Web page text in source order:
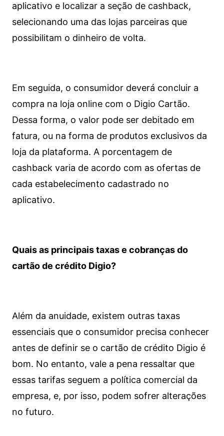
aplicativo e localizar a seção de cashback,
selecionando uma das lojas parceiras que
possibilitam o dinheiro de volta.
Em seguida, o consumidor deverá concluir a
compra na loja online com o Digio Cartão.
Dessa forma, o valor pode ser debitado em
fatura, ou na forma de produtos exclusivos da
loja da plataforma. A porcentagem de
cashback varia de acordo com as ofertas de
cada estabelecimento cadastrado no
aplicativo.
Quais as principais taxas e cobranças do
cartão de crédito Digio?
Além da anuidade, existem outras taxas
essenciais que o consumidor precisa conhecer
antes de definir se o cartão de crédito Digio é
bom. No entanto, vale a pena ressaltar que
essas tarifas seguem a política comercial da
empresa, e, por isso, podem sofrer alterações
no futuro.